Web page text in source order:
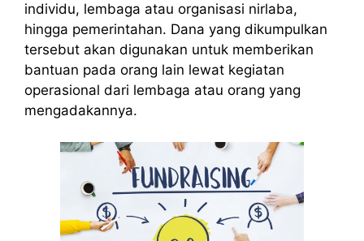
individu, lembaga atau organisasi nirlaba,
hingga pemerintahan. Dana yang dikumpulkan
tersebut akan digunakan untuk memberikan
bantuan pada orang lain lewat kegiatan
operasional dari lembaga atau orang yang
mengadakannya.